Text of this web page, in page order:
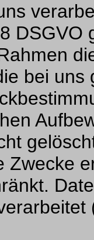
DSGVO
bei uns
Zwecke